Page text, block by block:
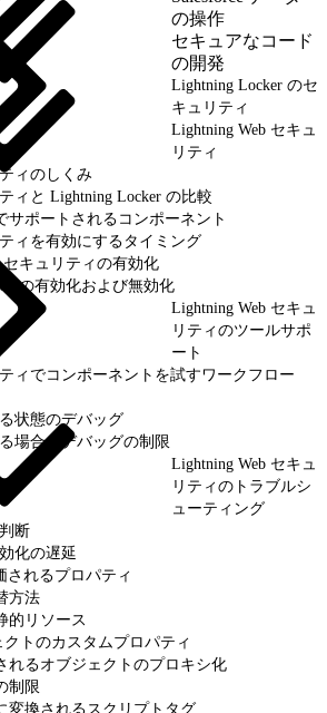
の操作
セキュアなコード
の開発
Lightning Locker のセ
キュリティ
Lightning Web セキュ
リティ
ィのしくみ
ィと Lightning Locker の比較
サポートされるコンポーネント
ィを有効にするタイミング
キュリティの有効化
の有効化および無効化
Lightning Web セキュ
リティのツールサポ
ート
ィでコンポーネントを試すワークフロー
状態のデバッグ
場合のデバッグの制限
Lightning Web セキュ
リティのトラブルシ
ューティング
断
化の遅延
されるプロパティ
方法
的リソース
クトのカスタムプロパティ
れるオブジェクトのプロキシ化
制限
変換されるスクリプトタグ